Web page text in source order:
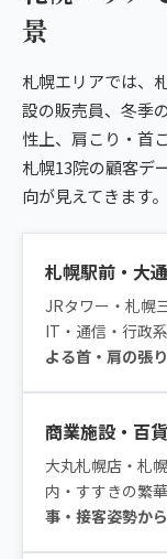
景
札幌エリアでは、
設の販売員、冬季
性上、肩こり・首
札幌13院の顧客デ
向が見えてきます。
札幌駅前・大
JRタワー・札幌
IT・通信・行政
よる首・肩の張り
商業施設・百
大丸札幌店・札
内・すすきの繁
事・接客姿勢か